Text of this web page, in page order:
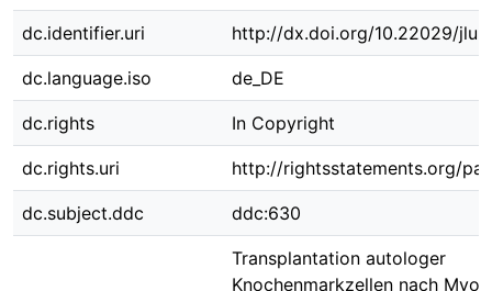
dc.identifier.uri http://dx.doi.org/10.22029/
dc.language.iso de_DE
dc.rights In Copyright
dc.rights.uri http://rightsstatements.org/
dc.subject.ddc ddc:630
Transplantation autologer
Knochenmarkzellen nach